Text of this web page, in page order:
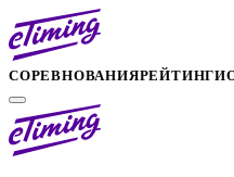
СОРЕВНОВАНИЯРЕЙТИНГИ